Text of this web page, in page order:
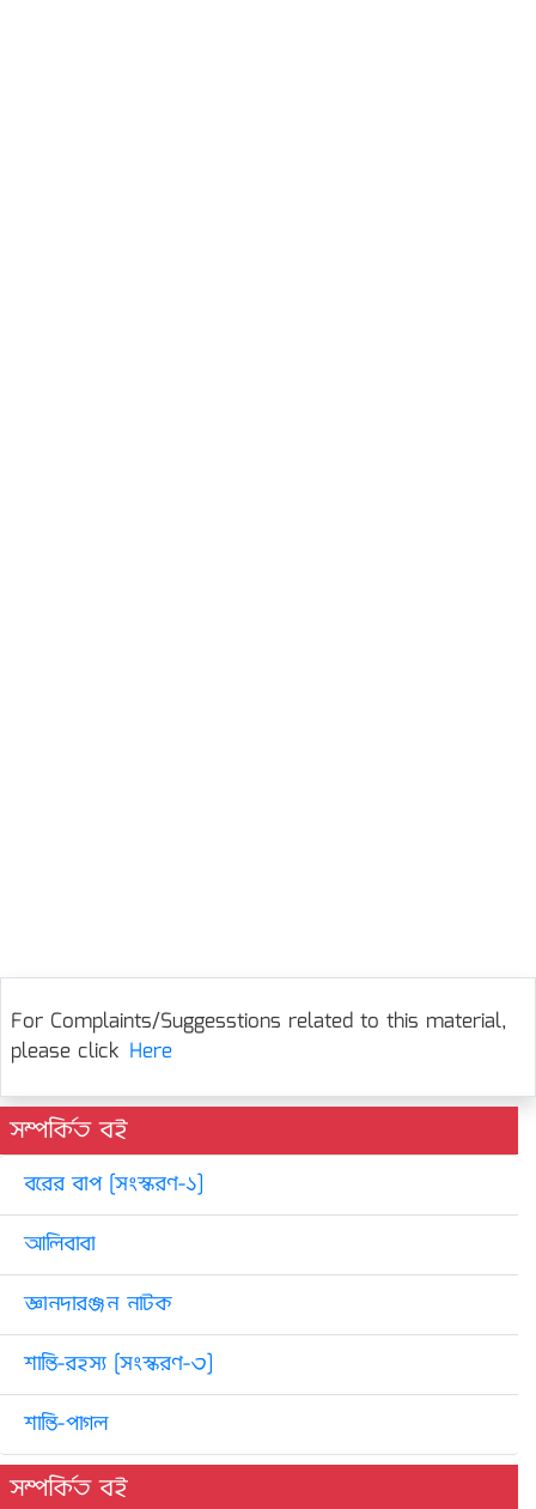
For Complaints/Suggesstions related to this material,
please click Here
সম্পর্কিত বই
বরের বাপ [সংস্করণ-১]
আলিবাবা
জ্ঞানদারঞ্জন নাটক
শান্তি-রহস্য [সংস্করণ-৩]
শান্তি-পাগল
সম্পর্কিত বই